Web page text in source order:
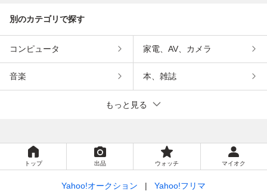
別のカテゴリで探す
コンピュータ 家電、AV、カメラ
音楽 本、雑誌
もっと見る
トップ 出品 ウォッチ マイオク
Yahoo!オークション
Yahoo!フリマ